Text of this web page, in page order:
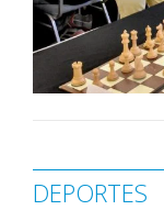
DEPORTES